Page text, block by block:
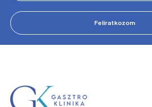
Feliratkozom